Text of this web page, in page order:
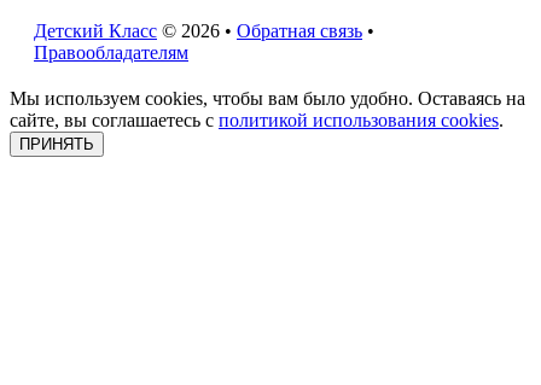
Детский Класс © 2026 • Обратная связь •
Правообладателям
Мы используем cookies, чтобы вам было удобно. Оставаясь на
сайте, вы соглашаетесь с политикой использования cookies.
ПРИНЯТЬ